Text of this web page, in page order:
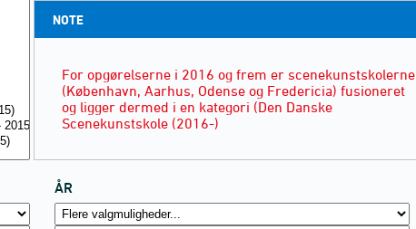
ÅR
NOTE
For opgørelserne i 2016 og frem er scenekunstskolerne
(København, Aarhus, Odense og Fredericia) fusioneret
og ligger dermed i en kategori (Den Danske
Scenekunstskole (2016-)